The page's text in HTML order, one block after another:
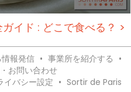
ガイド : どこで食べる？ >
報発信 • 事業所を紹介する •
お問い合わせ
イバシー設定 • Sortir de Paris